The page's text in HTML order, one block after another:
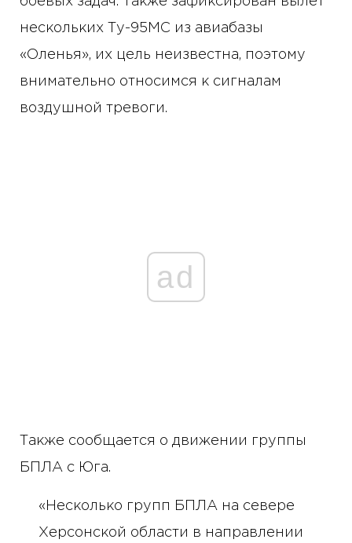
нескольких Ту-95МС из авиабазы
«Оленья», их цель неизвестна, поэтому
внимательно относимся к сигналам
воздушной тревоги.
ad
Также сообщается о движении группы
БПЛА с Юга.
«Несколько групп БПЛА на севере
Херсонской области в направлении